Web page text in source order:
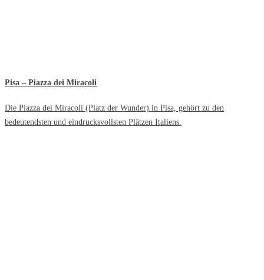
Pisa – Piazza dei Miracoli
Die Piazza dei Miracoli (Platz der Wunder) in Pisa, gehört zu den
bedeutendsten und eindrucksvollsten Plätzen Italiens.